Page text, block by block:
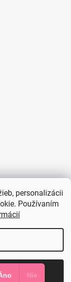
personalizácii
Používaním
vyhradené.
Nie